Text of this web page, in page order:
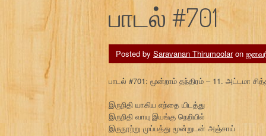
பாடல் #701
Posted by Saravanan Thirumoolaron
பாடல் #701: மூன்றாம் தந்திரம் – 11. அட்டமா
இருநிதி யாகிய எந்தை யிடத்து
இருநிதி வாயு இயங்கு நெறியில்
இருநூற்று முப்பத்து மூன்றுடன் அஞ்சாய்